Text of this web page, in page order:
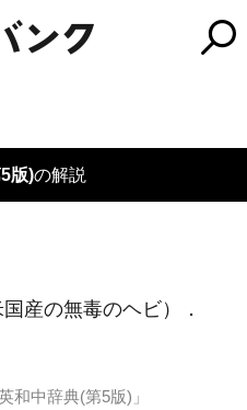
版)の解説
産の無毒のヘビ） ．
和中辞典(第5版)」